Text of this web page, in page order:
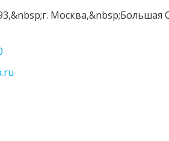
Москва,&nbsp;Большая